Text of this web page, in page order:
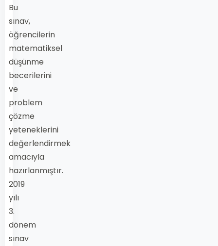
Bu
sınav,
öğrencilerin
matematiksel
düşünme
becerilerini
ve
problem
çözme
yeteneklerini
değerlendirmek
amacıyla
hazırlanmıştır.
2019
yılı
3.
dönem
sınav